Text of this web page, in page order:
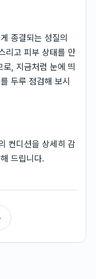
종결되는 성질의
리고 피부 상태를 안
, 지금처럼 눈에 띄
두루 점검해 보시
컨디션을 상세히 감
드립니다.